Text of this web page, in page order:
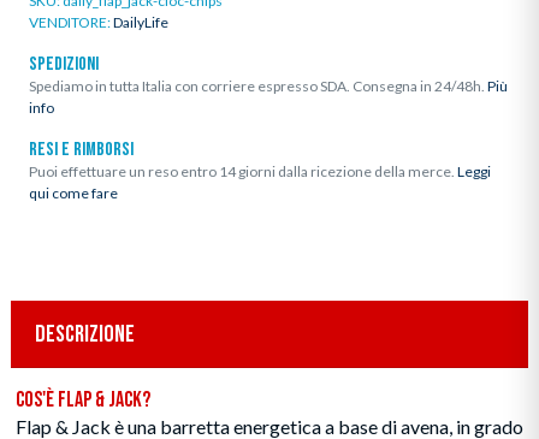
VENDITORE:DailyLife
SPEDIZIONI
Spediamo in tutta Italia con corriere espresso SDA. Consegna in 24/48h. Più
info
RESI E RIMBORSI
Puoi effettuare un reso entro 14 giorni dalla ricezione della merce. Leggi
qui come fare
DESCRIZIONE
Cos'è Flap & Jack?
Flap & Jack è una barretta energetica a base di avena, in grado